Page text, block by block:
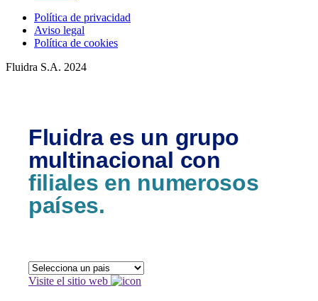
Política de privacidad
Aviso legal
Política de cookies
Fluidra S.A. 2024
Fluidra es un grupo
multinacional con
filiales en numerosos
países.
Visite el sitio web